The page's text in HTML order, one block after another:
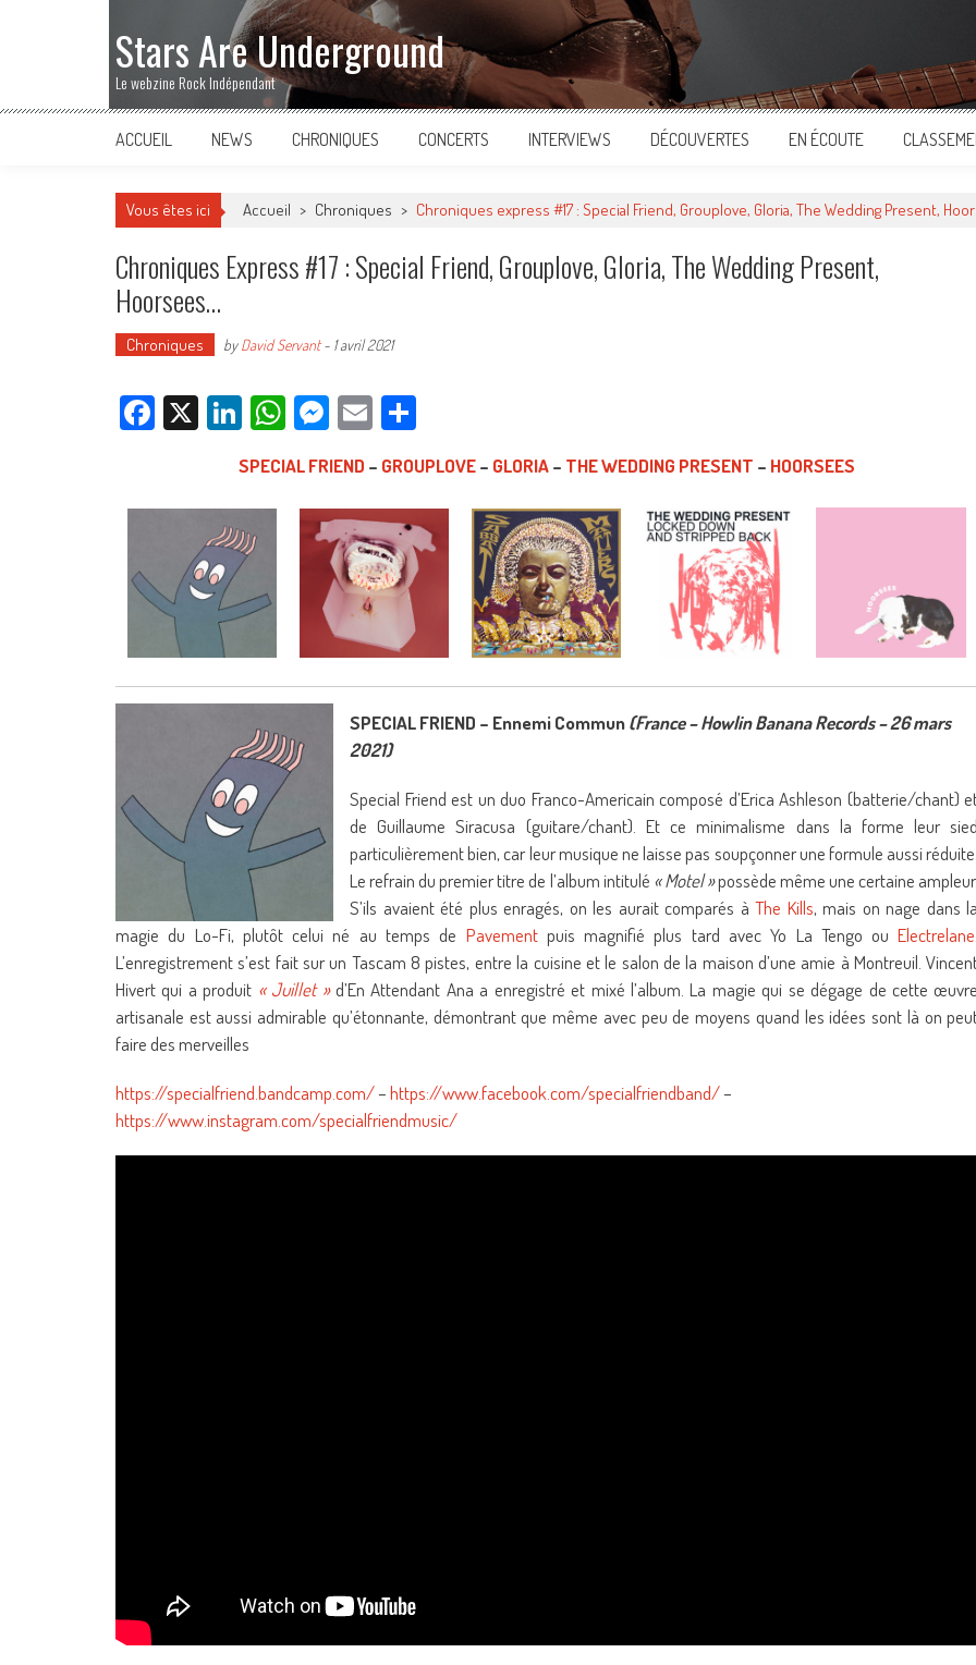
Stars Are Underground
Le webzine Rock Indépendant
ACCUEIL NEWS CHRONIQUES CONCERTS INTERVIEWS DÉCOUVERTES EN ÉCOUTE
Vous êtes ici Accueil > Chroniques > Chroniques express #17 : Special Friend, Grouplove, Gloria, The Wedding Present,
Chroniques Express #17 : Special Friend, Grouplove, Gloria, The Wedding Present,
Hoorsees…
Chroniques byDavid Servant- 1 avril 2021
Facebook
X LinkedIn
WhatsApp
Messenger
Email
SPECIAL FRIEND – GROUPLOVE– GLORIA– THE WEDDING PRESENT – HOORSEES
SPECIAL FRIEND – Ennemi Commun(France – Howlin Banana Records – 26 mars
2021)
Special Friend est un duo Franco-Americain composé d’Erica Ashleson (batterie/chant)
de Guillaume Siracusa (guitare/chant). Et ce minimalisme dans la forme leur sied
particulièrement bien, car leur musique ne laisse pas soupçonner une formule aussi réduite.
Le refrain du premier titre de l’album intitulé « Motel »possède même une certaine ampleur.
S’ils avaient été plus enragés, on les aurait comparés àThe Kills, mais on nage dans la
magie du Lo-Fi, plutôt celui né au temps de Pavementpuis magnifié plus tard avec Yo La Tengo ouElectrelane
L’enregistrement s’est fait sur un Tascam 8 pistes, entre la cuisine et le salon de la maison d’une amie à Montreuil.
Hivert qui a produit « Juillet »d’En Attendant Ana a enregistré et mixé l’album. La magie qui se dégage de cette œuvre
artisanale est aussi admirable qu’étonnante, démontrant que même avec peu de moyens quand les idées sont là on
faire des merveilles
https://specialfriend.bandcamp.com/–https://www.facebook.com/specialfriendband/–
https://www.instagram.com/specialfriendmusic/